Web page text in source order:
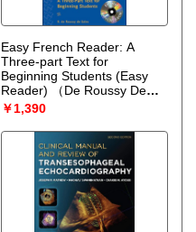
Easy French Reader: A
Three-part Text for
Beginning Students (Easy
Reader)
（De Roussy De
Sales R.）
￥1,390